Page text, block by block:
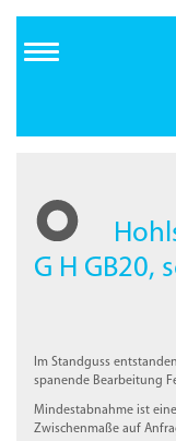
Inhalt
G H GB20,
Im Standguss
spanende Bearbeitung
Mindestabnahme ist
Zwischenmaße auf